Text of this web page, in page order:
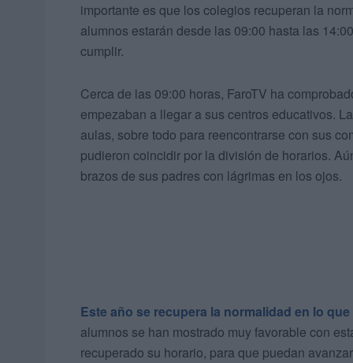
importante es que los colegios recuperan la
alumnos estarán desde las 09:00 hasta las
cumplir.
Cerca de las 09:00 horas, FaroTV ha
empezaban a llegar a sus centros educativos.
aulas, sobre todo para reencontrarse con sus
pudieron coincidir por la división de horarios.
brazos de sus padres con lágrimas en los ojos.
Este año se recupera la normalidad en lo
alumnos se han mostrado muy favorable con
recuperado su horario, para que puedan